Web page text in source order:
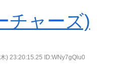
チャーズ)
) 23:20:15.25 ID:WNy7gQlu0